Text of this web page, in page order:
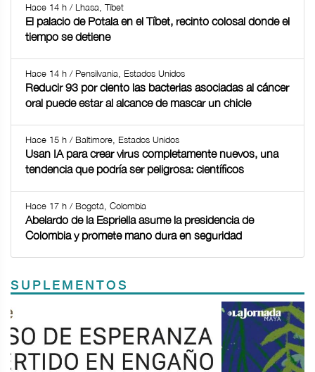
Hace 14 h / Lhasa, Tíbet
El palacio de Potala en el Tíbet, recinto colosal donde el
tiempo se detiene
Hace 14 h / Pensilvania, Estados Unidos
Reducir 93 por ciento las bacterias asociadas al cáncer
oral puede estar al alcance de mascar un chicle
Hace 15 h / Baltimore, Estados Unidos
Usan IA para crear virus completamente nuevos, una
tendencia que podría ser peligrosa: científicos
Hace 17 h / Bogotá, Colombia
Abelardo de la Espriella asume la presidencia de
Colombia y promete mano dura en seguridad
SUPLEMENTOS